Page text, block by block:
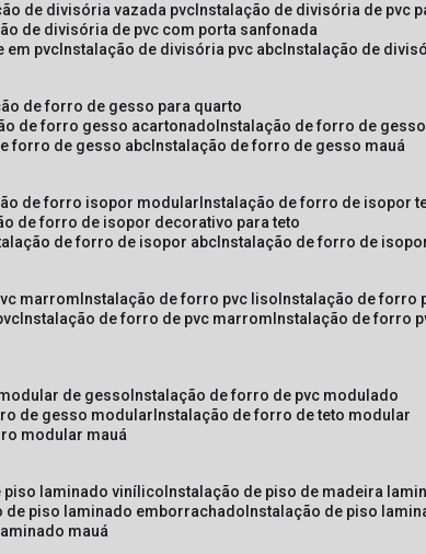
de divisória vazada pvc instalação de divisória de pvc
de divisória de pvc com porta sanfonada
em pvc instalação de divisória pvc abc instalação de
de forro de gesso para quarto
de forro gesso acartonado instalação de forro de
forro de gesso abc instalação de forro de gesso mauá
de forro isopor modular instalação de forro de isopor
de forro de isopor decorativo para teto
de forro de isopor abc instalação de forro de
marrom instalação de forro pvc liso instalação de forro
instalação de forro de pvc marrom instalação de forro
de gesso instalação de forro de pvc modulado
de gesso modular instalação de forro de teto modular
modular mauá
piso laminado vinílico instalação de piso de madeira
de piso laminado emborrachado instalação de piso
mauá